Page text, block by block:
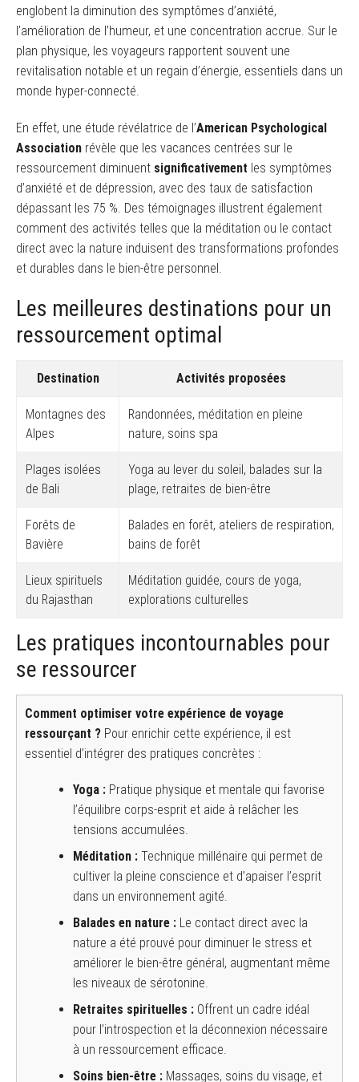
englobent la diminution des symptômes d’anxiété,
l’amélioration de l’humeur, et une concentration accrue. Sur le
plan physique, les voyageurs rapportent souvent une
revitalisation notable et un regain d’énergie, essentiels dans un
monde hyper-connecté.
En effet, une étude révélatrice de l’American Psychological
Association révèle que les vacances centrées sur le
ressourcement diminuent significativement les symptômes
d’anxiété et de dépression, avec des taux de satisfaction
dépassant les 75 %. Des témoignages illustrent également
comment des activités telles que la méditation ou le contact
direct avec la nature induisent des transformations profondes
et durables dans le bien-être personnel.
Les meilleures destinations pour un
ressourcement optimal
Destination Activités proposées
Montagnes des
Alpes
Randonnées, méditation en pleine
nature, soins spa
Plages isolées
de Bali
Yoga au lever du soleil, balades sur la
plage, retraites de bien-être
Forêts de
Bavière
Balades en forêt, ateliers de respiration,
bains de forêt
Lieux spirituels
du Rajasthan
Méditation guidée, cours de yoga,
explorations culturelles
Les pratiques incontournables pour
se ressourcer
Comment optimiser votre expérience de voyage
ressourçant ? Pour enrichir cette expérience, il est
essentiel d’intégrer des pratiques concrètes :
Yoga : Pratique physique et mentale qui favorise
l’équilibre corps-esprit et aide à relâcher les
tensions accumulées.
Méditation : Technique millénaire qui permet de
cultiver la pleine conscience et d’apaiser l’esprit
dans un environnement agité.
Balades en nature : Le contact direct avec la
nature a été prouvé pour diminuer le stress et
améliorer le bien-être général, augmentant même
les niveaux de sérotonine.
Retraites spirituelles : Offrent un cadre idéal
pour l’introspection et la déconnexion nécessaire
à un ressourcement efficace.
Soins bien-être : Massages, soins du visage, et